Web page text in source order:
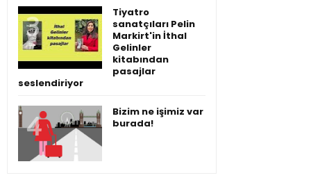
Tiyatro
sanatçıları Pelin
Markirt'in İthal
Gelinler
kitabından
pasajlar
seslendiriyor
Bizim ne işimiz var
burada!